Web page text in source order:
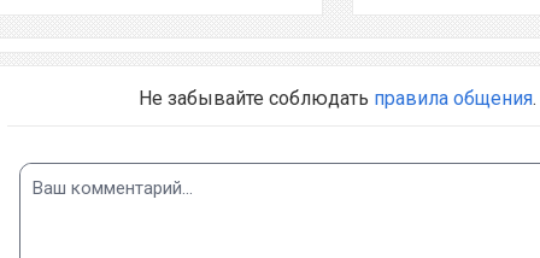
Не забывайте соблюдать правила общения.